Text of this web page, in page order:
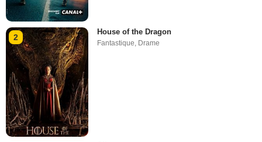
2
House of the Dragon
Fantastique, Drame